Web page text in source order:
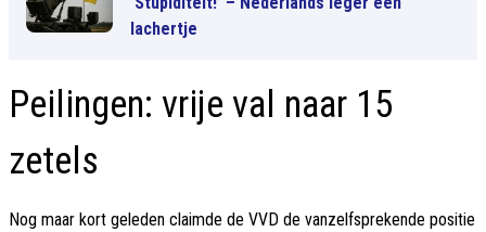
lachertje
Peilingen: vrije val naar 15
zetels
Nog maar kort geleden claimde de VVD de vanzelfsprekende positie